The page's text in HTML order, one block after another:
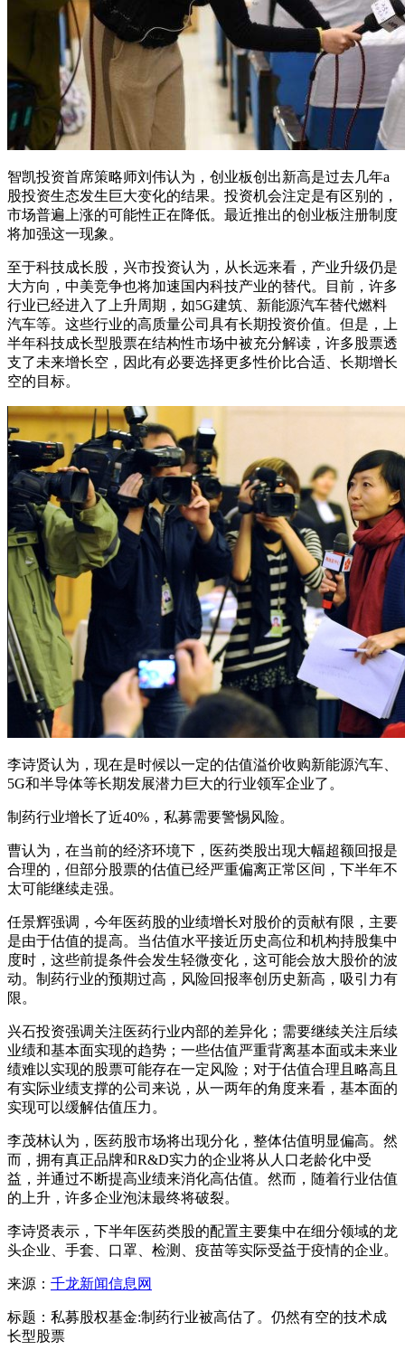
智凯投资首席策略师刘伟认为，创业板创出新高是过去几年a
股投资生态发生巨大变化的结果。投资机会注定是有区别的，
市场普遍上涨的可能性正在降低。最近推出的创业板注册制度
将加强这一现象。
至于科技成长股，兴市投资认为，从长远来看，产业升级仍是
大方向，中美竞争也将加速国内科技产业的替代。目前，许多
行业已经进入了上升周期，如5G建筑、新能源汽车替代燃料
汽车等。这些行业的高质量公司具有长期投资价值。但是，上
半年科技成长型股票在结构性市场中被充分解读，许多股票透
支了未来增长空，因此有必要选择更多性价比合适、长期增长
空的目标。
李诗贤认为，现在是时候以一定的估值溢价收购新能源汽车、
5G和半导体等长期发展潜力巨大的行业领军企业了。
制药行业增长了近40%，私募需要警惕风险。
曹认为，在当前的经济环境下，医药类股出现大幅超额回报是
合理的，但部分股票的估值已经严重偏离正常区间，下半年不
太可能继续走强。
任景辉强调，今年医药股的业绩增长对股价的贡献有限，主要
是由于估值的提高。当估值水平接近历史高位和机构持股集中
度时，这些前提条件会发生轻微变化，这可能会放大股价的波
动。制药行业的预期过高，风险回报率创历史新高，吸引力有
限。
兴石投资强调关注医药行业内部的差异化；需要继续关注后续
业绩和基本面实现的趋势；一些估值严重背离基本面或未来业
绩难以实现的股票可能存在一定风险；对于估值合理且略高且
有实际业绩支撑的公司来说，从一两年的角度来看，基本面的
实现可以缓解估值压力。
李茂林认为，医药股市场将出现分化，整体估值明显偏高。然
而，拥有真正品牌和R&D实力的企业将从人口老龄化中受
益，并通过不断提高业绩来消化高估值。然而，随着行业估值
的上升，许多企业泡沫最终将破裂。
李诗贤表示，下半年医药类股的配置主要集中在细分领域的龙
头企业、手套、口罩、检测、疫苗等实际受益于疫情的企业。
来源： 千龙新闻信息网
标题：私募股权基金:制药行业被高估了。仍然有空的技术成
长型股票